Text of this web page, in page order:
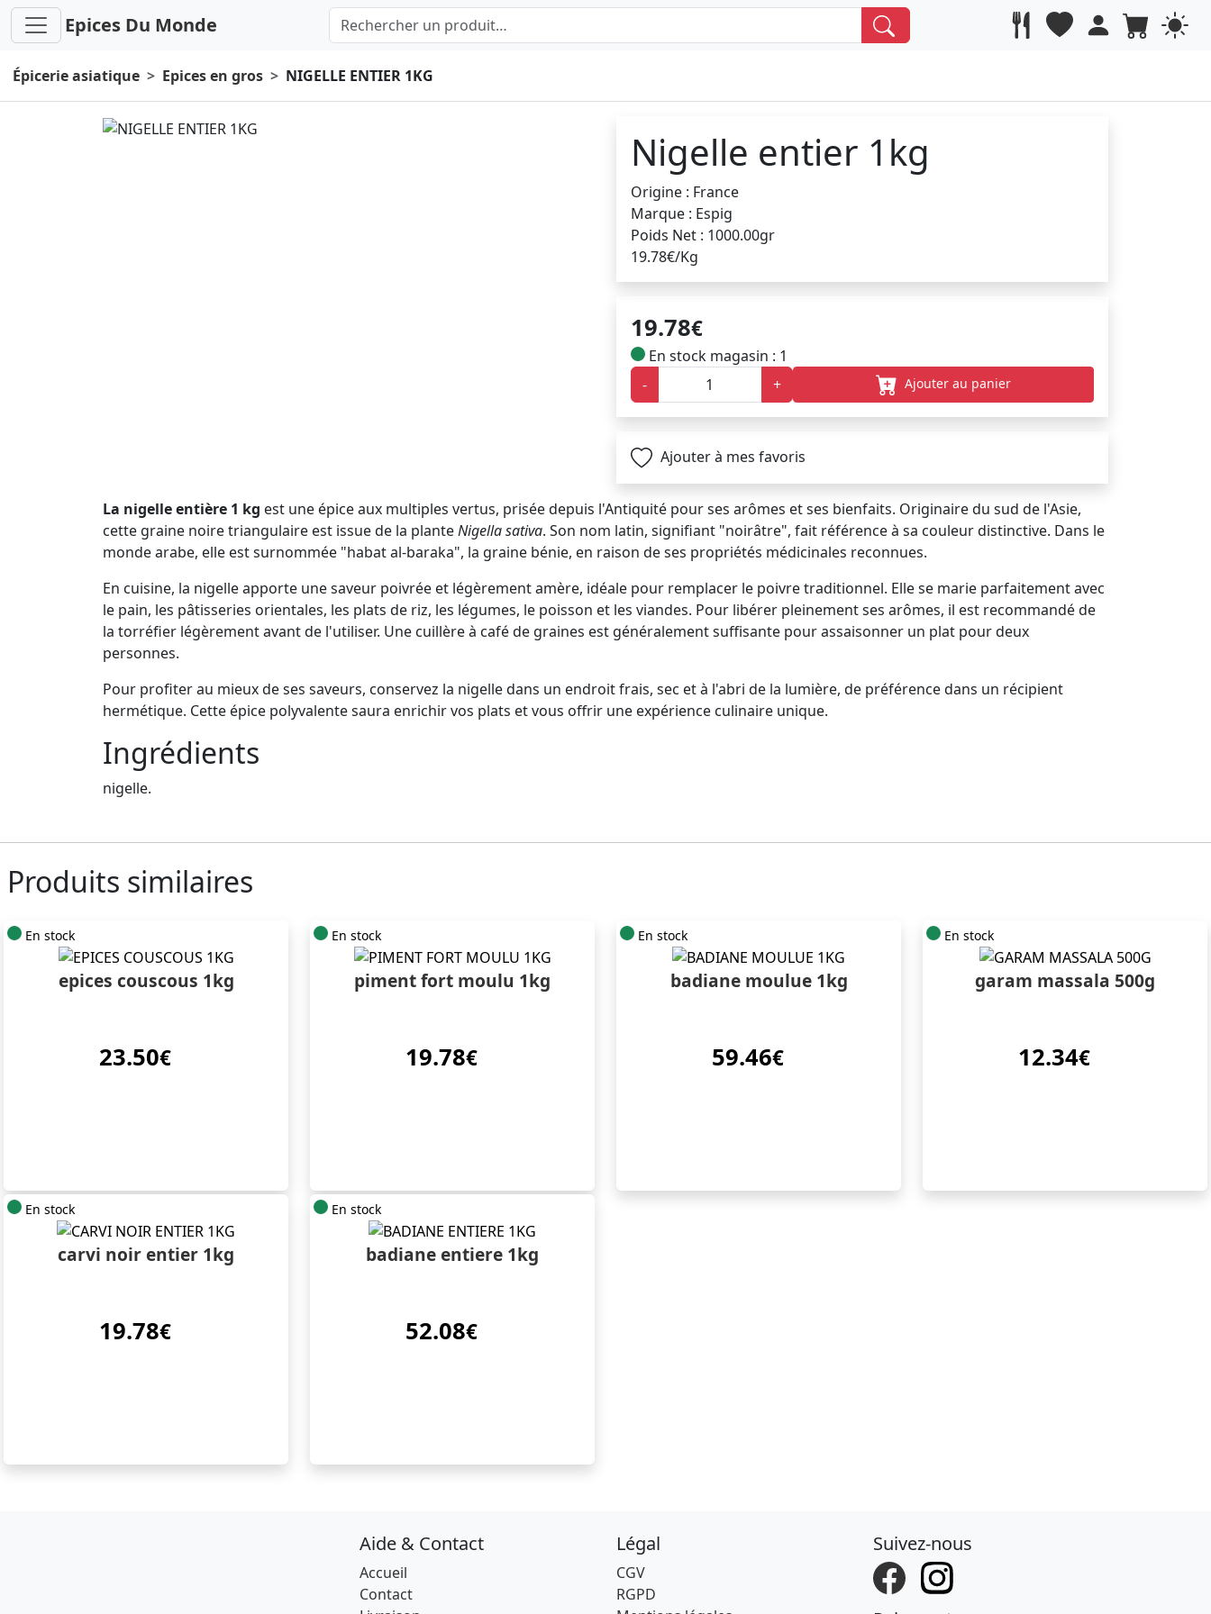
Epices Du Monde
Épicerie asiatique Epices en gros NIGELLE ENTIER 1KG
Nigelle entier 1kg
Origine : France
Marque : Espig
Poids Net : 1000.00gr
19.78€/Kg
19.78€
En stock magasin : 1
-
+ Ajouter au panier
Ajouter à mes favoris
La nigelle entière 1 kg est une épice aux multiples vertus, prisée depuis l'Antiquité pour ses arômes et ses bienfaits. Originaire du sud de l'Asie,
cette graine noire triangulaire est issue de la planteNigella sativa. Son nom latin, signifiant "noirâtre", fait référence à sa couleur distinctive. Dans le
monde arabe, elle est surnommée "habat al-baraka", la graine bénie, en raison de ses propriétés médicinales reconnues.
En cuisine, la nigelle apporte une saveur poivrée et légèrement amère, idéale pour remplacer le poivre traditionnel. Elle se marie parfaitement avec
le pain, les pâtisseries orientales, les plats de riz, les légumes, le poisson et les viandes. Pour libérer pleinement ses arômes, il est recommandé de
la torréfier légèrement avant de l'utiliser. Une cuillère à café de graines est généralement suffisante pour assaisonner un plat pour deux
personnes.
Pour profiter au mieux de ses saveurs, conservez la nigelle dans un endroit frais, sec et à l'abri de la lumière, de préférence dans un récipient
hermétique. Cette épice polyvalente saura enrichir vos plats et vous offrir une expérience culinaire unique.
Ingrédients
nigelle.
Produits similaires
En stock
epices couscous 1kg
23.50€
En stock
piment fort moulu 1kg
19.78€
En stock
badiane moulue 1kg
59.46€
En stock
garam massala 500g
12.34€
En stock
carvi noir entier 1kg
19.78€
En stock
badiane entiere 1kg
52.08€
Aide & Contact
Accueil
Contact
Légal
CGV
RGPD
Suivez-nous